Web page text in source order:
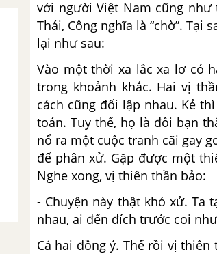
với người Việt Nam cũng như
Thái, Công nghĩa là “chờ”. Tại
lại như sau:
Vào một thời xa lắc xa lơ có
trong khoảnh khắc. Hai vị
cách cũng đối lập nhau. Kẻ
toán. Tuy thế, họ là đôi bạn
nổ ra một cuộc tranh cãi gay
để phân xử. Gặp được một
Nghe xong, vị thiên thần bảo:
- Chuyện này thật khó xử. Ta
nhau, ai đến đích trước coi
Cả hai đồng ý. Thế rồi vị